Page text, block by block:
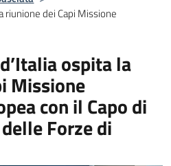
riunione dei Capi Missione
ospita la
Missione
con il Capo di
Forze di